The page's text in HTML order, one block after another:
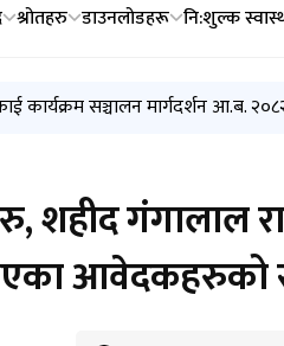
श्रोतहरु डाउनलोडहरू नि:शुल्क
त्रैमासिक (२०८१ बैशाख, जेष्ठ, अषाढ)
कार्यक्रम सञ्चालन मार्गदर्शन आ.ब.
केन्द्र कार्यक्रम सञ्चालन मार्गदर्शन
स्वास्थ्य सेवा सञ्चालन मार्गदर्शन
स्वास्थ्य सेवा केन्द्र निर्माण तथा सेवा
शहीद गंगालाल
आवेदकहरुको